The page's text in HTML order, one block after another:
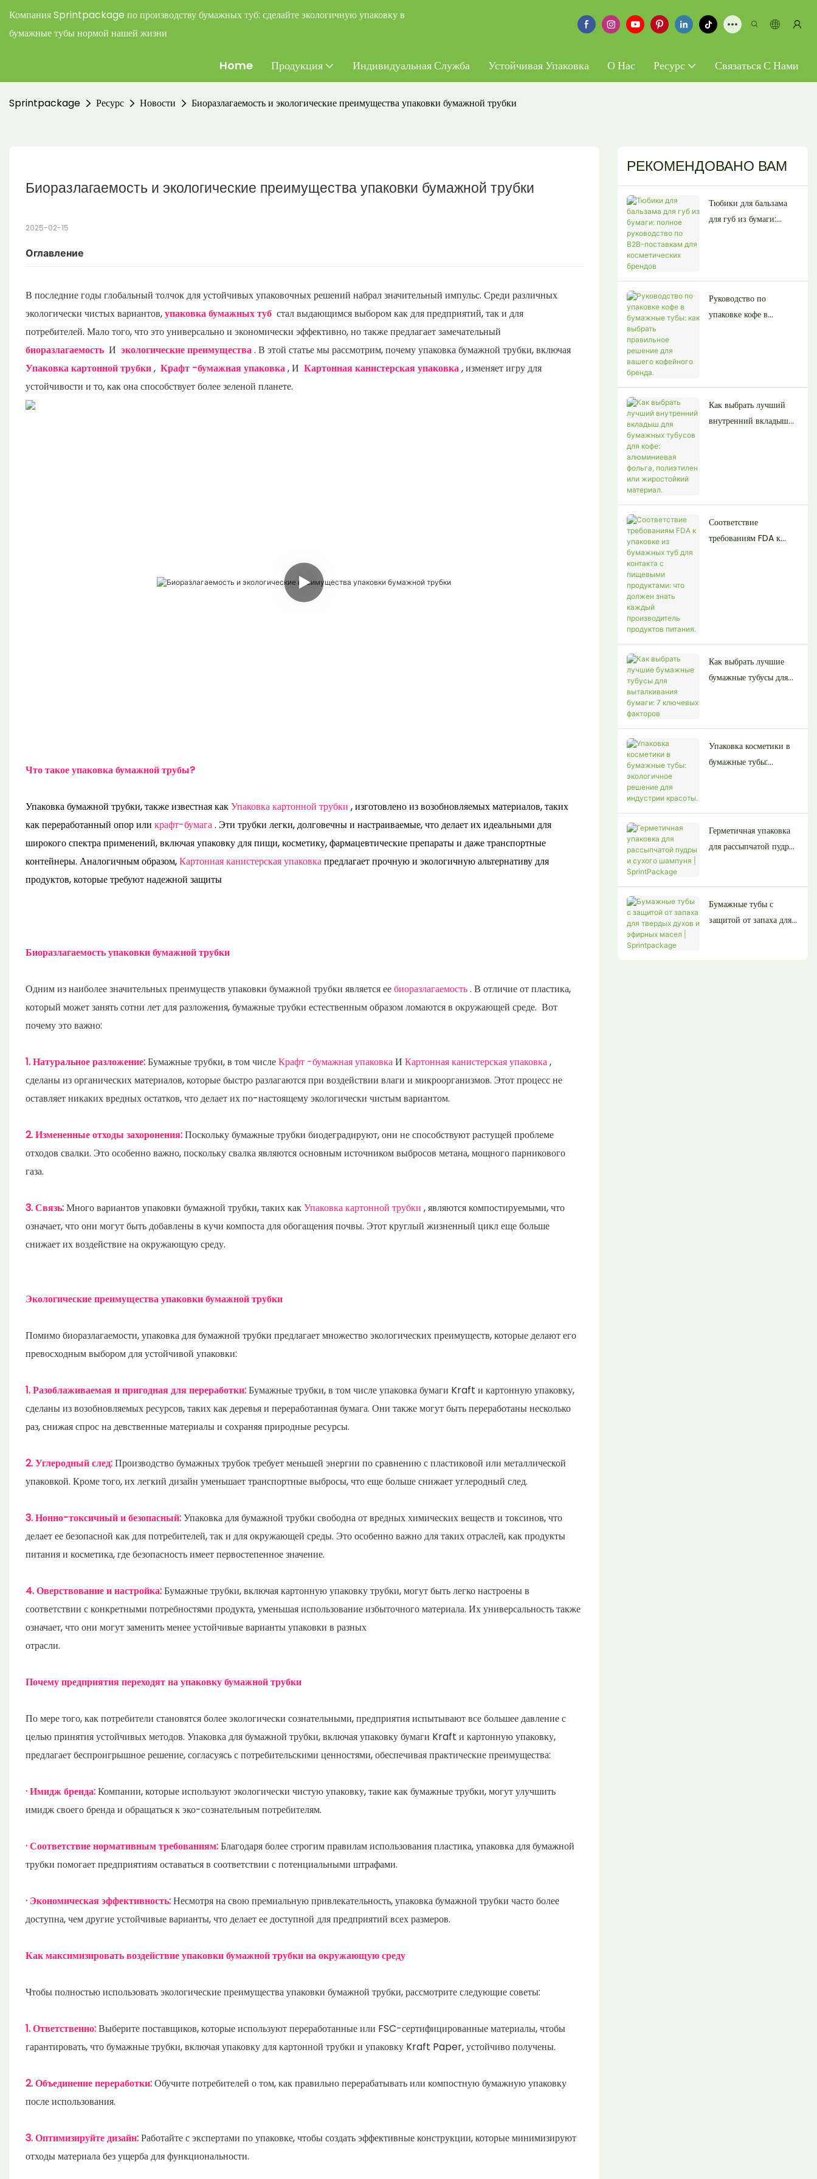
Компания Sprintpackage по производству бумажных туб: сделайте экологичную упаковку в
бумажные тубы нормой нашей жизни
Home Продукция Индивидуальная Служба Устойчивая Упаковка О Нас Ресурс Связаться С Нами
Sprintpackage Ресурс Новости Биоразлагаемость и экологические преимущества упаковки бумажной трубки
Биоразлагаемость и экологические преимущества упаковки бумажной трубки
2025-02-15
Оглавление
В последние годы глобальный толчок для устойчивых упаковочных решений набрал значительный импульс. Среди различных
экологически чистых вариантов,упаковка бумажных туб стал выдающимся выбором как для предприятий, так и для
потребителей. Мало того, что это универсально и экономически эффективно, но также предлагает замечательный
биоразлагаемость И экологические преимущества. В этой статье мы рассмотрим, почему упаковка бумажной трубки, включая
Упаковка картонной трубки, Крафт -бумажная упаковка, И Картонная канистерская упаковка, изменяет игру для
устойчивости и то, как она способствует более зеленой планете.
Что такое упаковка бумажной трубы?
Упаковка бумажной трубки, также известная какУпаковка картонной трубки , изготовлено из возобновляемых материалов, таких
как переработанный опор или крафт-бумага. Эти трубки легки, долговечны и настраиваемые, что делает их идеальными для
широкого спектра применений, включая упаковку для пищи, косметику, фармацевтические препараты и даже транспортные
контейнеры. Аналогичным образом,Картонная канистерская упаковкапредлагает прочную и экологичную альтернативу для
продуктов, которые требуют надежной защиты
Биоразлагаемость упаковки бумажной трубки
Одним из наиболее значительных преимуществ упаковки бумажной трубки является еебиоразлагаемость. В отличие от пластика,
который может занять сотни лет для разложения, бумажные трубки естественным образом ломаются в окружающей среде. Вот
почему это важно:
1. Натуральное разложение:Бумажные трубки, в том числеКрафт -бумажная упаковкаИ Картонная канистерская упаковка,
сделаны из органических материалов, которые быстро разлагаются при воздействии влаги и микроорганизмов. Этот процесс не
оставляет никаких вредных остатков, что делает их по-настоящему экологически чистым вариантом.
2. Измененные отходы захоронения:Поскольку бумажные трубки биодеградируют, они не способствуют растущей проблеме
отходов свалки. Это особенно важно, поскольку свалка являются основным источником выбросов метана, мощного парникового
газа.
3. Связь:Много вариантов упаковки бумажной трубки, таких какУпаковка картонной трубки , являются компостируемыми, что
означает, что они могут быть добавлены в кучи компоста для обогащения почвы. Этот круглый жизненный цикл еще больше
снижает их воздействие на окружающую среду.
Экологические преимущества упаковки бумажной трубки
Помимо биоразлагаемости, упаковка для бумажной трубки предлагает множество экологических преимуществ, которые делают его
превосходным выбором для устойчивой упаковки:
1. Разоблаживаемая и пригодная для переработки:Бумажные трубки, в том числе упаковка бумаги Kraft и картонную упаковку,
сделаны из возобновляемых ресурсов, таких как деревья и переработанная бумага. Они также могут быть переработаны несколько
раз, снижая спрос на девственные материалы и сохраняя природные ресурсы.
2. Углеродный след:Производство бумажных трубок требует меньшей энергии по сравнению с пластиковой или металлической
упаковкой. Кроме того, их легкий дизайн уменьшает транспортные выбросы, что еще больше снижает углеродный след.
3. Нонно-токсичный и безопасный:Упаковка для бумажной трубки свободна от вредных химических веществ и токсинов, что
делает ее безопасной как для потребителей, так и для окружающей среды. Это особенно важно для таких отраслей, как продукты
питания и косметика, где безопасность имеет первостепенное значение.
4. Оверствование и настройка:Бумажные трубки, включая картонную упаковку трубки, могут быть легко настроены в
соответствии с конкретными потребностями продукта, уменьшая использование избыточного материала. Их универсальность также
означает, что они могут заменить менее устойчивые варианты упаковки в разных
отрасли.
Почему предприятия переходят на упаковку бумажной трубки
По мере того, как потребители становятся более экологически сознательными, предприятия испытывают все большее давление с
целью принятия устойчивых методов. Упаковка для бумажной трубки, включая упаковку бумаги Kraft и картонную упаковку,
предлагает беспроигрышное решение, согласуясь с потребительскими ценностями, обеспечивая практические преимущества:
· Имидж бренда:Компании, которые используют экологически чистую упаковку, такие как бумажные трубки, могут улучшить
имидж своего бренда и обращаться к эко-сознательным потребителям.
· Соответствие нормативным требованиям:Благодаря более строгим правилам использования пластика, упаковка для бумажной
трубки помогает предприятиям оставаться в соответствии с потенциальными штрафами.
· Экономическая эффективность:Несмотря на свою премиальную привлекательность, упаковка бумажной трубки часто более
доступна, чем другие устойчивые варианты, что делает ее доступной для предприятий всех размеров.
Как максимизировать воздействие упаковки бумажной трубки на окружающую среду
Чтобы полностью использовать экологические преимущества упаковки бумажной трубки, рассмотрите следующие советы:
1. Ответственно:Выберите поставщиков, которые используют переработанные или FSC-сертифицированные материалы, чтобы
гарантировать, что бумажные трубки, включая упаковку для картонной трубки и упаковку Kraft Paper, устойчиво получены.
2. Объединение переработки:Обучите потребителей о том, как правильно перерабатывать или компостную бумажную упаковку
после использования.
3. Оптимизируйте дизайн:Работайте с экспертами по упаковке, чтобы создать эффективные конструкции, которые минимизируют
отходы материала без ущерба для функциональности.
РЕКОМЕНДОВАНО ВАМ
Тюбики для бальзама
для губ из бумаги:
Руководство по
упаковке кофе в
Как выбрать лучший
внутренний вкладыш
Соответствие
требованиям FDA к
Как выбрать лучшие
бумажные тубусы для
Упаковка косметики в
бумажные тубы:
Герметичная упаковка
для рассыпчатой ​​пудры
Бумажные тубы с
защитой от запаха для